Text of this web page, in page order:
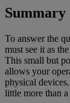
Summary
To answer the
must see it as
This small but
allows your
physical
little more than